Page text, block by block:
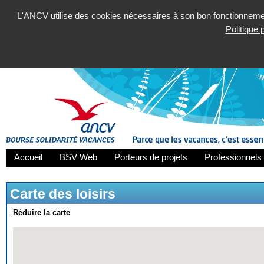
L'ANCV utilise des cookies nécessaires à son bon
Politique
Accueil BSV Web Porteurs de projets
Carte des loisirs
Réduire la carte